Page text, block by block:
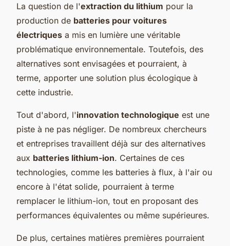
La question de l'extraction du lithium pour la
production de batteries pour voitures
électriques a mis en lumière une véritable
problématique environnementale. Toutefois, des
alternatives sont envisagées et pourraient, à
terme, apporter une solution plus écologique à
cette industrie.
Tout d'abord, l'innovation technologique est une
piste à ne pas négliger. De nombreux chercheurs
et entreprises travaillent déjà sur des alternatives
aux batteries lithium-ion. Certaines de ces
technologies, comme les batteries à flux, à l'air ou
encore à l'état solide, pourraient à terme
remplacer le lithium-ion, tout en proposant des
performances équivalentes ou même supérieures.
De plus, certaines matières premières pourraient